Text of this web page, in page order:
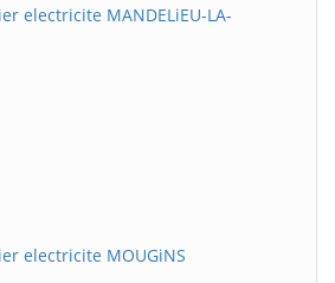
electricite MANDELiEU-LA-
electricite MOUGiNS